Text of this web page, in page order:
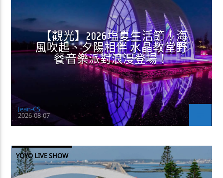
【觀光】2026塩夏生活節！海
風吹起、夕陽相伴 水晶教堂野
餐音樂派對浪漫登場！
Jean-CS
2026-08-07
YOYO LIVE SHOW